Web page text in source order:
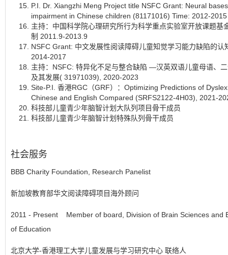
P.I. Dr. Xiangzhi Meng Project title NSFC Grant: Neural
impairment in Chinese children (81171016) Time: 2012-2015
主持：中国科学院心理研究所行为科学重点实验室开放课题基
制 2011.9-2013.9
NSFC Grant: 中文发展性阅读障碍儿童知觉学习能力缺陷的
2014-2017
主持：NSFC: 特异化不足与整合缺陷 —汉英双语儿童母语、
及其发展( 31971039), 2020-2023
Site-P.I. 香港RGC（GRF）：Optimizing Predictions of
Chinese and English Compared (SRFS2122-4H03), 2021-
科技部儿童青少年脑智计划大队列项目骨干成员
科技部儿童青少年脑智计划特殊队列骨干成员
社会服务
BBB Charity Foundation, Research Panelist
新加坡教育部华文阅读障碍项目海外顾问
2011 - Present Member of board, Division of Brain Sciences and
of Education
北京大学-香港理工大学儿童发展与学习研究中心 联络人